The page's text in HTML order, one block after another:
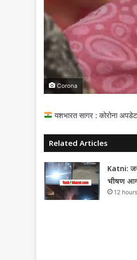
Corona
यशभारत सागर : कोरोना
Related Articles
Katni:
भीषण
12